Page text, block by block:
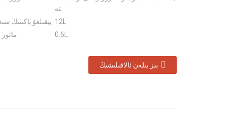
تە
يېقىلغۇ باكىنىڭ 12L
0.6L
بىز بىلەن ئالاقىلىشىڭ